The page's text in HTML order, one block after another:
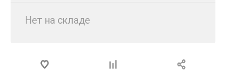
Нет на складе